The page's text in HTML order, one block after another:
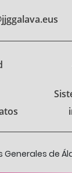
Generales de